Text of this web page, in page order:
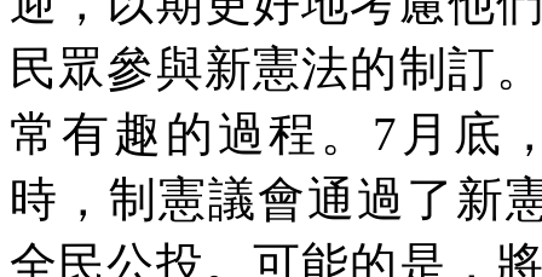
民眾參與新憲法的制訂
常有趣的過程。 7 月底
時，制憲議會通過了新
全民公投。可能的是，